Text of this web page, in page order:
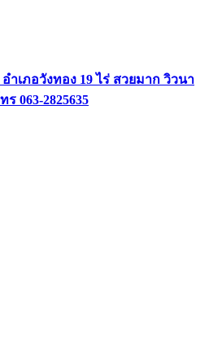
เภอวังทอง 19 ไร่ สวยมาก วิวนา
063-2825635